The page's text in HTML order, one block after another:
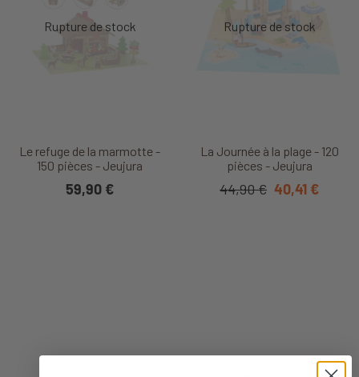
Le refuge de la marmotte -
150 pièces - Jeujura
59,90 €
La Journée à la plage - 120
pièces - Jeujura
44,90 € 40,41 €